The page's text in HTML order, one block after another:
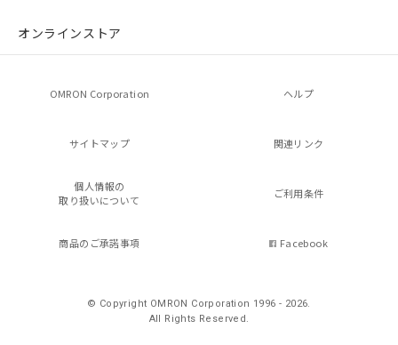
オンラインストア
OMRON Corporation ヘルプ
サイトマップ 関連リンク
個人情報の
取り扱いについて
ご利用条件
商品のご承諾事項 Facebook
© Copyright OMRON Corporation 1996 - 2026.
All Rights Reserved.